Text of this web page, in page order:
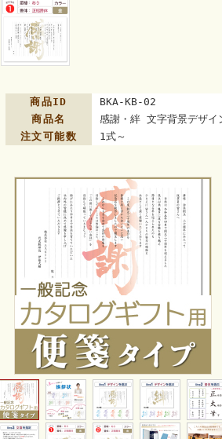
商品ID
BKA-KB-02
商品名
感謝・絆 文字背景デザイ
注文可能数
1式～